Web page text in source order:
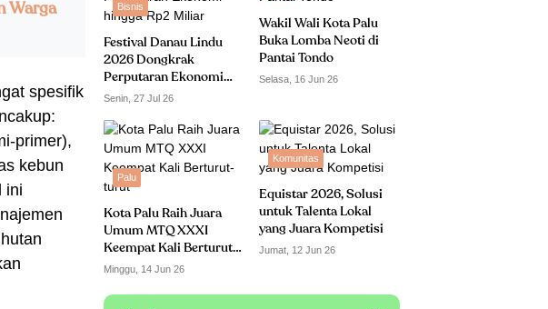
Warga
spesifik
primer),
kebun
ini
Bisnis
Festival Danau Lindu
2026 Dongkrak
Perputaran Ekonomi
hingga Rp2 Miliar
Senin, 27 Jul 26
Wakil Wali Kota Palu
Buka Lomba Neoti di
Pantai Tondo
Selasa, 16 Jun 26
Palu
Kota Palu Raih Juara
Umum MTQ XXXI
Keempat Kali Berturut-
turut
Minggu, 14 Jun 26
Komunitas
Equistar 2026, Solusi
untuk Talenta Lokal
yang Juara Kompetisi
Jumat, 12 Jun 26